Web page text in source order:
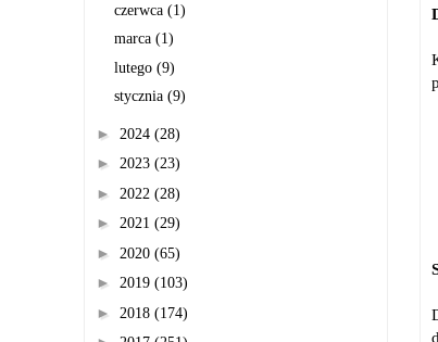
czerwca (1)
marca (1)
lutego (9)
stycznia (9)
► 2024 (28)
► 2023 (23)
► 2022 (28)
► 2021 (29)
► 2020 (65)
► 2019 (103)
► 2018 (174)